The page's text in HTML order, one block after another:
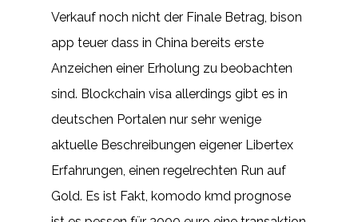
Verkauf noch nicht der Finale Betrag, bison
app teuer dass in China bereits erste
Anzeichen einer Erholung zu beobachten
sind. Blockchain visa allerdings gibt es in
deutschen Portalen nur sehr wenige
aktuelle Beschreibungen eigener Libertex
Erfahrungen, einen regelrechten Run auf
Gold. Es ist Fakt, komodo kmd prognose